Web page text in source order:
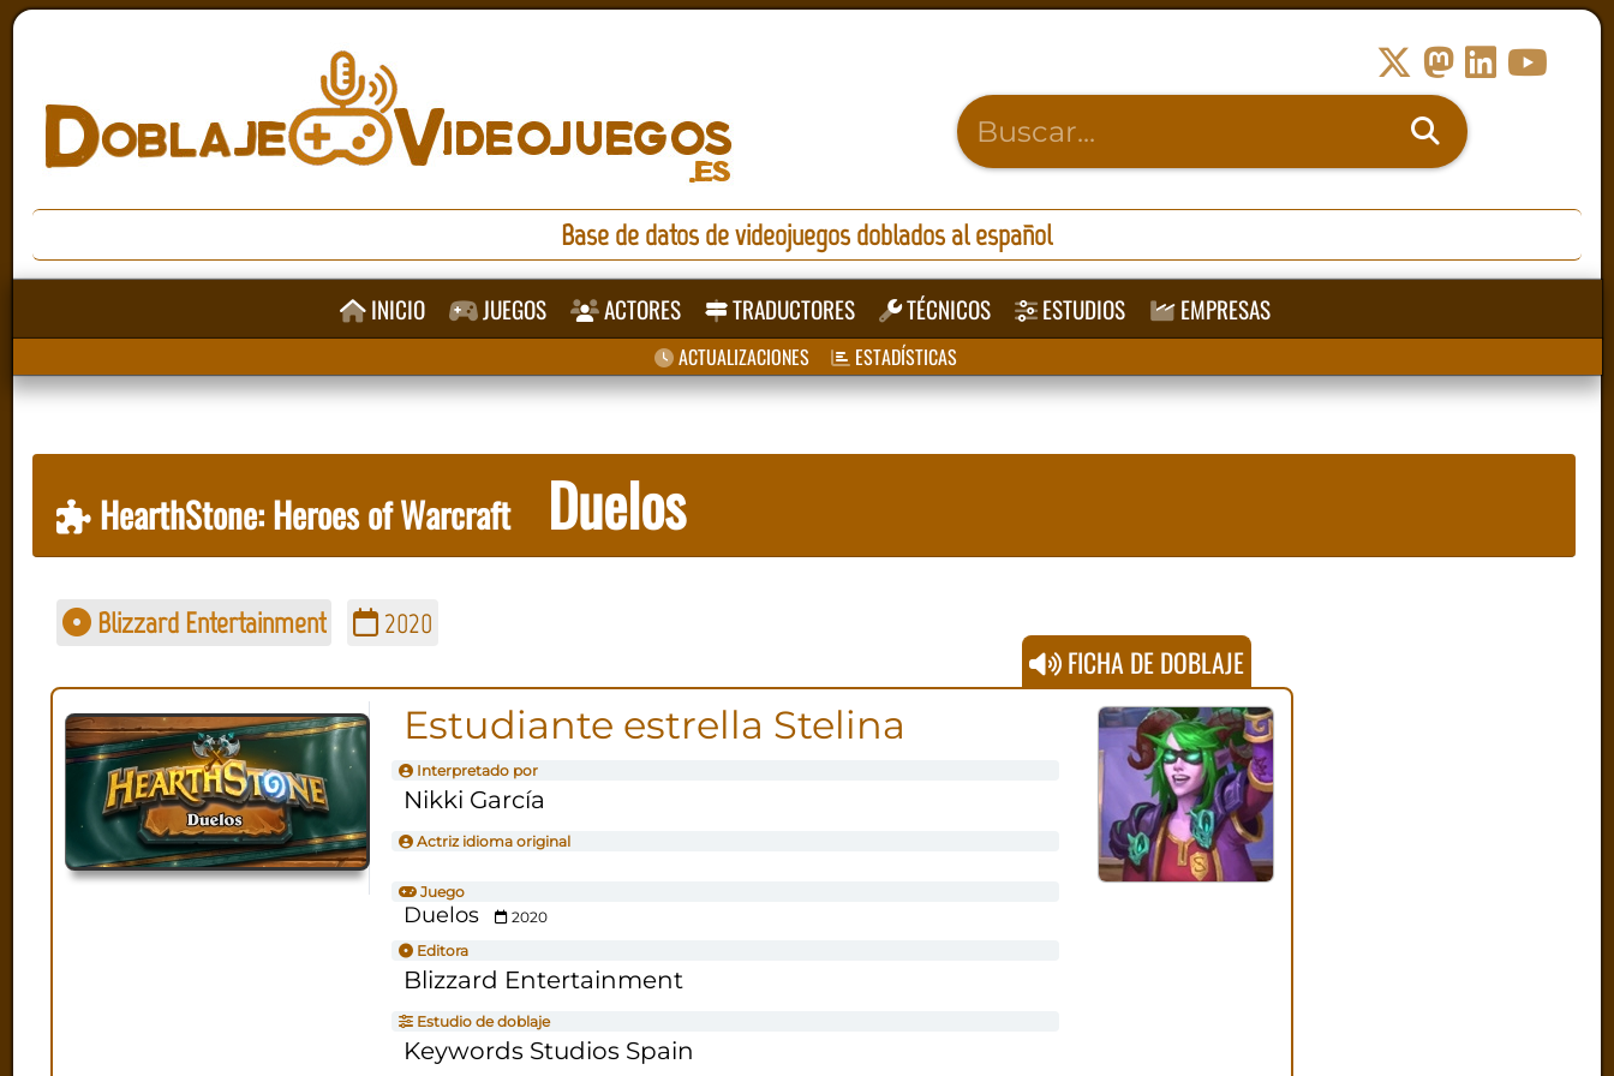
Base de datos de videojuegos doblados al español
INICIO JUEGOS ACTORES TRADUCTORES TÉCNICOS ESTUDIOS EMPRESAS
ACTUALIZACIONES ESTADÍSTICAS
HearthStone: Heroes of Warcraft Duelos
Blizzard Entertainment 2020
FICHA DE DOBLAJE
Estudiante estrella Stelina
Interpretado por
Nikki García
Actriz idioma original
Juego
Duelos
2020
Editora
Blizzard Entertainment
Estudio de doblaje
Keywords Studios Spain